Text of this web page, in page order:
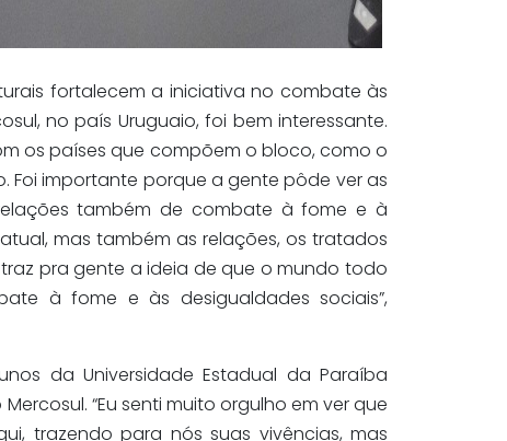
fortalecem a iniciativa no combate às
no país Uruguaio, foi bem interessante.
os países que compõem o bloco, como o
Foi importante porque a gente pôde ver as
também de combate à fome e à
mas também as relações, os tratados
pra gente a ideia de que o mundo todo
à fome e às desigualdades sociais”,
da Universidade Estadual da Paraíba
“Eu senti muito orgulho em ver que
trazendo para nós suas vivências, mas